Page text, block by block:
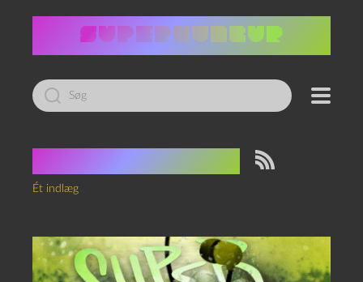
Led
efter:
Ét indlæg